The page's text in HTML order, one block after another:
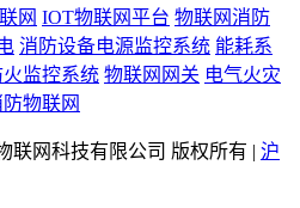
网 IOT物联网平台 物联网消防
消防设备电源监控系统 能耗系
火监控系统 物联网网关 电气火灾
物联网
联网科技有限公司 版权所有 | 沪